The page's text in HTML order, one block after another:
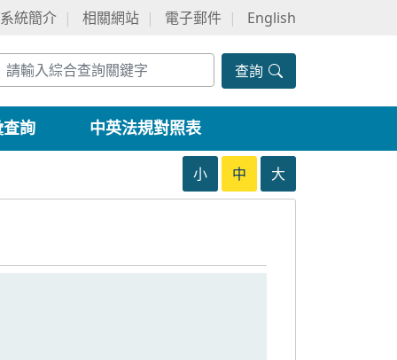
系統簡介 相關網站 電子郵件 English
查詢
詢 中英法規對照表
小 中 大